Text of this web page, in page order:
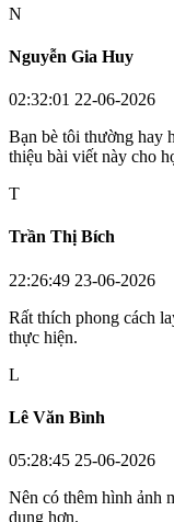
N
Nguyễn Gia Huy
02:32:01 22-06-2026
Bạn bè tôi thường hay
thiệu bài viết này cho
T
Trần Thị Bích
22:26:49 23-06-2026
Rất thích phong cách
thực hiện.
L
Lê Văn Bình
05:28:45 25-06-2026
Nên có thêm hình ảnh
dung hơn.